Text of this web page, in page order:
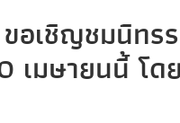
ขอเชิญชมนิ
มษายนนี้ โด